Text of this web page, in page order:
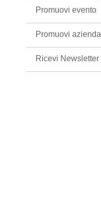
Promuovi evento
Promuovi azienda
Ricevi Newsletter